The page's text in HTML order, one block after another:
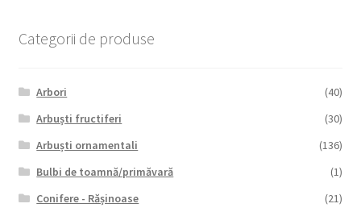
Categorii de produse
Arbori
(40)
Arbuști fructiferi
(30)
Arbuști ornamentali
(136)
Bulbi de toamnă/primăvară
(1)
Conifere - Rășinoase
(21)